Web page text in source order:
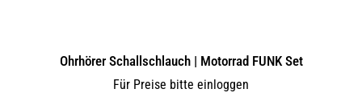
Ohrhörer Schallschlauch | Motorrad FUNK Set
Für Preise bitte einloggen